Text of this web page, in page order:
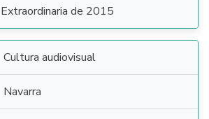
Extraordinaria de 2015
Cultura audiovisual
Navarra